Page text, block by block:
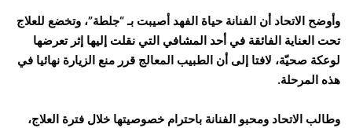
وأوضح الاتحاد أن الفنانة حياة الفهد أصيبت بـ “جلطة”، وتخضع للعلاج
تحت العناية الفائقة في أحد المشافي التي نقلت إليها إثر تعرضها
لوعكة صحيّة، لافتا إلى أن الطبيب المعالج قرر منع الزيارة نهائيا في
هذه المرحلة.
وطالب الاتحاد ومحبو الفنانة باحترام خصوصيتها خلال فترة العلاج،